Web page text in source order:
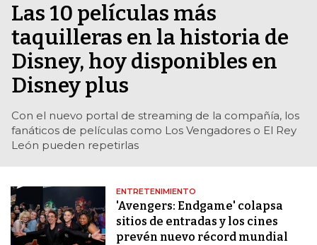
Las 10 películas más
taquilleras en la historia de
Disney, hoy disponibles en
Disney plus
Con el nuevo portal de streaming de la compañía, los
fanáticos de películas como Los Vengadores o El Rey
León pueden repetirlas
ENTRETENIMIENTO
'Avengers: Endgame' colapsa
sitios de entradas y los cines
prevén nuevo récord mundial